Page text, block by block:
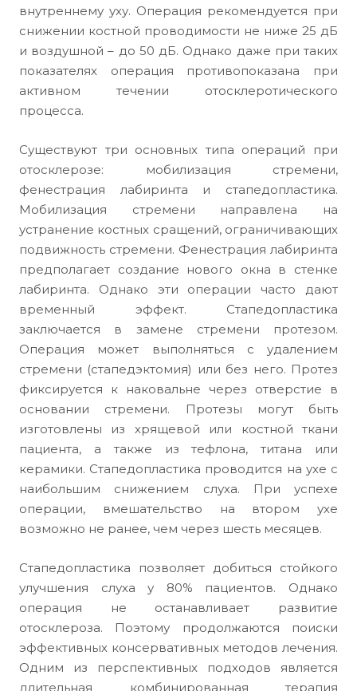
внутреннему уху. Операция рекомендуется при
снижении костной проводимости не ниже 25 дБ
и воздушной – до 50 дБ. Однако даже при таких
показателях операция противопоказана при
активном течении отосклеротического
процесса.
Существуют три основных типа операций при
отосклерозе: мобилизация стремени,
фенестрация лабиринта и стапедопластика.
Мобилизация стремени направлена на
устранение костных сращений, ограничивающих
подвижность стремени. Фенестрация лабиринта
предполагает создание нового окна в стенке
лабиринта. Однако эти операции часто дают
временный эффект. Стапедопластика
заключается в замене стремени протезом.
Операция может выполняться с удалением
стремени (стапедэктомия) или без него. Протез
фиксируется к наковальне через отверстие в
основании стремени. Протезы могут быть
изготовлены из хрящевой или костной ткани
пациента, а также из тефлона, титана или
керамики. Стапедопластика проводится на ухе с
наибольшим снижением слуха. При успехе
операции, вмешательство на втором ухе
возможно не ранее, чем через шесть месяцев.
Стапедопластика позволяет добиться стойкого
улучшения слуха у 80% пациентов. Однако
операция не останавливает развитие
отосклероза. Поэтому продолжаются поиски
эффективных консервативных методов лечения.
Одним из перспективных подходов является
длительная комбинированная терапия